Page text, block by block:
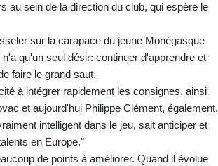
au sein de la direction du club, qui espère le
sur la carapace du jeune Monégasque
qu'un seul désir: continuer d'apprendre et
faire le grand saut.
à intégrer rapidement les consignes, ainsi
et aujourd'hui Philippe Clément, également.
intelligent dans le jeu, sait anticiper et
en Europe."
de points à améliorer. Quand il évolue